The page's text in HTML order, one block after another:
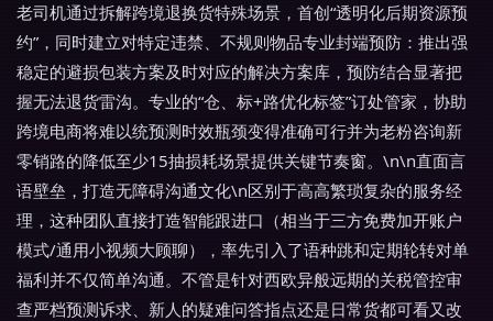
老司机通过拆解跨境退换货特殊场景，首创“透明化后期资源预
约”，同时建立对特定违禁、不规则物品专业封端预防：推出强
稳定的避损包装方案及时对应的解决方案库，预防结合显著把
握无法退货雷沟。专业的“仓、标+路优化标签”订处管家，协助
跨境电商将难以统预测时效瓶颈变得准确可行并为老粉咨询新
零销路的降低至少15抽损耗场景提供关键节奏窗。\n\n直面言
语壁垒，打造无障碍沟通文化\n区别于高高繁琐复杂的服务经
理，这种团队直接打造智能跟进口（相当于三方免费加开账户
模式/通用小视频大顾聊），率先引入了语种跳和定期轮转对单
福利并不仅简单沟通。不管是针对西欧异般远期的关税管控审
查严档预测诉求、新人的疑难问答指点还是日常货都可看又改